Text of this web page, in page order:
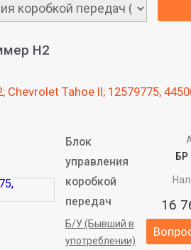
H2
Tahoe II; 12579775,
Блок
управления
коробкой
передач
Б/У (Бывший в
употреблении)
16